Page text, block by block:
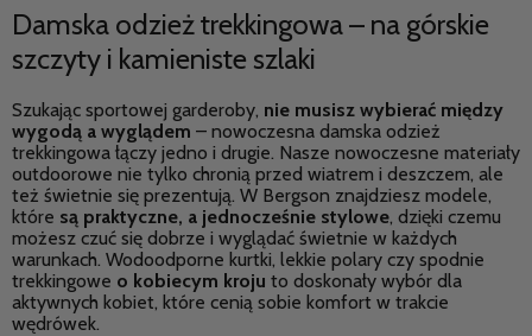
Damska odzież trekkingowa – na górskie
szczyty i kamieniste szlaki
Szukając sportowej garderoby, nie musisz wybierać między
wygodą a wyglądem – nowoczesna damska odzież
trekkingowa łączy jedno i drugie. Nasze nowoczesne materiały
outdoorowe nie tylko chronią przed wiatrem i deszczem, ale
też świetnie się prezentują. W Bergson znajdziesz modele,
które są praktyczne, a jednocześnie stylowe, dzięki czemu
możesz czuć się dobrze i wyglądać świetnie w każdych
warunkach. Wodoodporne kurtki, lekkie polary czy spodnie
trekkingowe o kobiecym kroju to doskonały wybór dla
aktywnych kobiet, które cenią sobie komfort w trakcie
wędrówek.